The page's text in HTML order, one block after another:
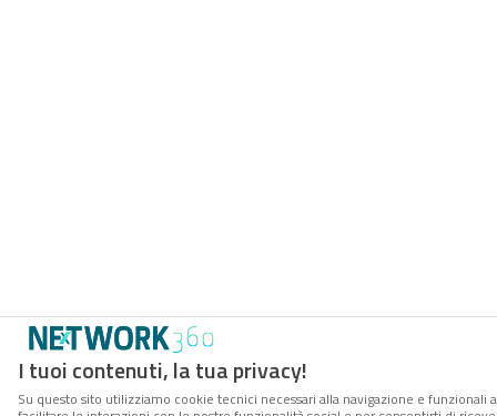
I tuoi contenuti, la tua privacy!
Su questo sito utilizziamo cookie tecnici necessari alla navigazione e